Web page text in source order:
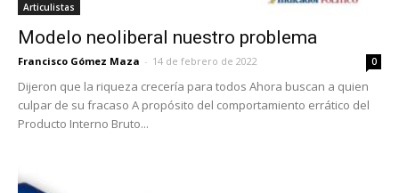
Articulistas
Modelo neoliberal nuestro problema
Francisco Gómez Maza - 14 de febrero de 2022 0
Dijeron que la riqueza crecería para todos Ahora buscan a quien
culpar de su fracaso A propósito del comportamiento errático del
Producto Interno Bruto...